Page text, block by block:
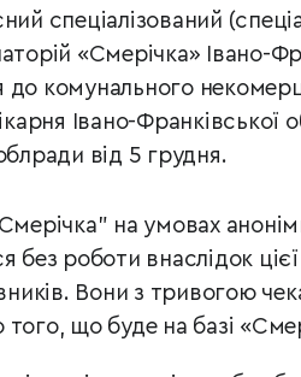
спеціалізований
«Смерічка» Івано-
комунального
Івано-Франківської
від 5 грудня.
на умовах
роботи внаслідок цієї
Вони з тривогою
що буде на базі